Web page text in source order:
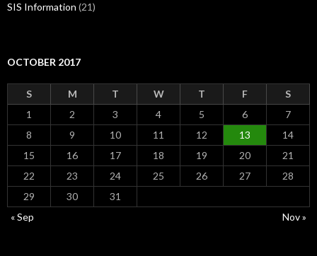
SIS Information (21)
OCTOBER 2017
S M T W T F
S
1
2 3 4 5 6
7
8
9 10 11 12 13
14
15
16 17 18 19 20
21
22
23 24 25 26 27
28
29
30
31
« Sep
Nov »